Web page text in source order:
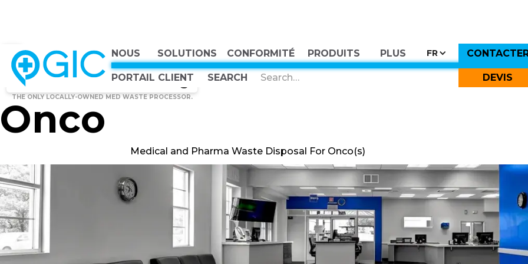
NOUS SOLUTIONS CONFORMITÉ PRODUITS PLUS FR
PORTAIL CLIENT DEVIS
Back to All Images
Onco
Medical and Pharma Waste Disposal For Onco(s)
CHOOSE COUNTRY, CHOOSE CANADA, CHOOSE THE BEST
Canadian Owned
Canadian Strong
THE ONLY LOCALLY-OWNED MED WASTE PROCESSOR.